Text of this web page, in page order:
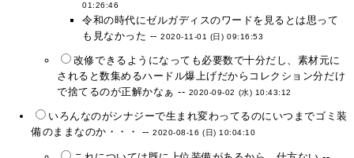
01:26:46
令和の時代にゼルガディスのワードを見るとは思って
も見なかった --2020-11-01 (日) 09:16:53
改修できるようになっても必要数で十分だし、素材元に
されると数集めるハードル爆上げだからコレクション分だけ
で捨てるのが正解かなぁ -- 2020-09-02 (水) 10:43:12
いろんなのがシナジーで生まれ変わってるのにいつまでゴミ装
備のままなのか・・・ --2020-08-16 (日) 10:04:10